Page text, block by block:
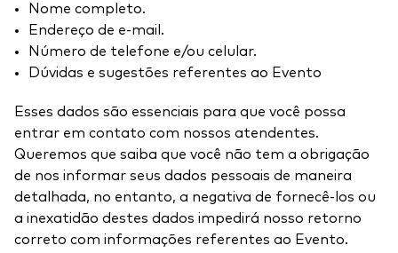
Nome completo.
Endereço de e-mail.
Número de telefone e/ou celular.
Dúvidas e sugestões referentes ao Evento
Esses dados são essenciais para que você possa
entrar em contato com nossos atendentes.
Queremos que saiba que você não tem a obrigação
de nos informar seus dados pessoais de maneira
detalhada, no entanto, a negativa de fornecê-los ou
a inexatidão destes dados impedirá nosso retorno
correto com informações referentes ao Evento.